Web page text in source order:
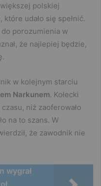
polskiej
udało się spełnić.
do porozumienia w
że najlepiej będzie,
w kolejnym starciu
Narkunem. Kołecki
niż zaoferowało
na to szans. W
że zawodnik nie
wygrał